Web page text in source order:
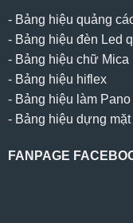
- Bảng hiệu quảng
- Bảng hiệu đèn Led
- Bảng hiệu chữ Mica
- Bảng hiệu hiflex
- Bảng hiệu làm Pano
- Bảng hiệu dựng mặt
FANPAGE